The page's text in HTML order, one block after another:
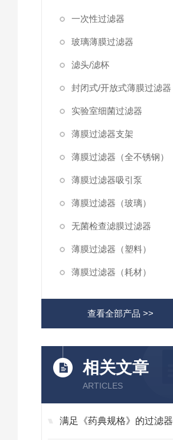
一次性过滤器
玻璃薄膜过滤器
滤头/滤杯
封闭式/开放式薄膜过滤器
实验室细菌过滤器
薄膜过滤器支架
薄膜过滤器（全不锈钢）
薄膜过滤器吸引泵
薄膜过滤器（玻璃）
无菌检查滤膜过滤器
薄膜过滤器（塑料）
薄膜过滤器（耗材）
查看全部产品 >>
相关文章
ARTICLES
满足《药典规格》的过滤器